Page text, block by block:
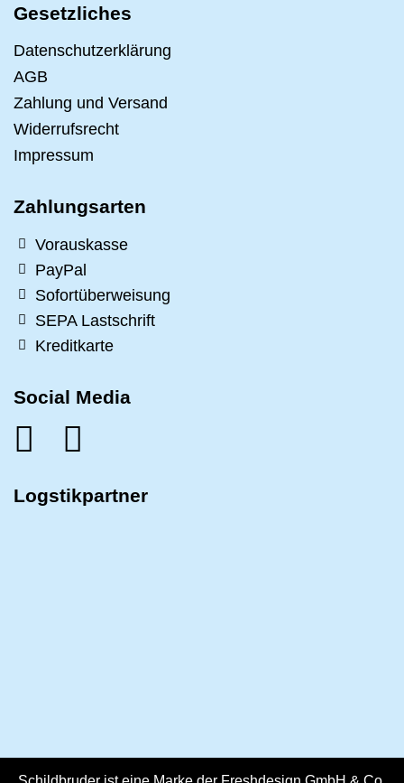
Gesetzliches
Datenschutzerklärung
AGB
Zahlung und Versand
Widerrufsrecht
Impressum
Zahlungsarten
Vorauskasse
PayPal
Sofortüberweisung
SEPA Lastschrift
Kreditkarte
Social Media
Logstikpartner